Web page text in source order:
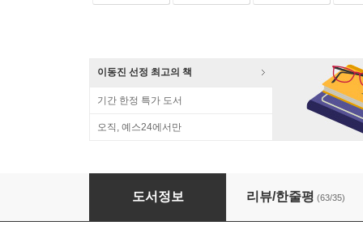
이동진 선정 최고의 책
기간 한정 특가 도서
오직, 예스24에서만
심미안 수업
도서정보 리뷰/한줄평 (63/35)